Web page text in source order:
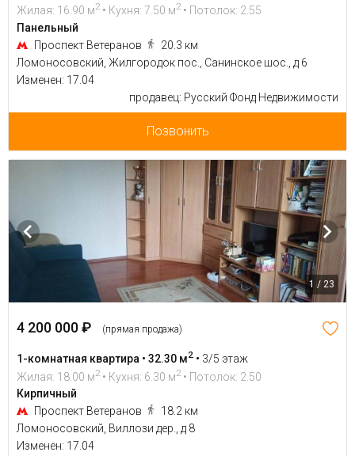
Жилая: 16.90 м2 • Кухня: 7.50 м2 • Потолок: 2.55
Панельный
Проспект Ветеранов
20.3 км
Ломоносовский, Жилгородок пос., Санинское шос., д 6
Изменен: 17.04
продавец: Русский Фонд Недвижимости
Позвонить
1 / 23
4 200 000 ₽ (прямая продажа)
1-комнатная квартира • 32.30 м2 • 3/5 этаж
Жилая: 18.00 м2 • Кухня: 6.30 м2 • Потолок: 2.50
Кирпичный
Проспект Ветеранов
18.2 км
Ломоносовский, Виллози дер., д 8
Изменен: 17.04